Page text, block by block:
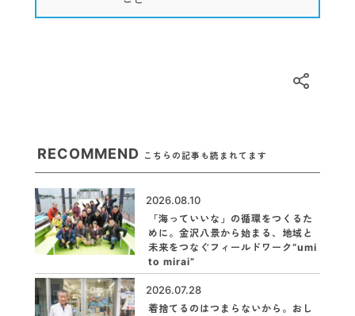
RECOMMEND こちらの記事も読まれてます
2026.08.10
「海っていいな」の循環をつくるた
めに。金沢八景から始まる、地域と
未来をつなぐフィールドワーク“umi
to mirai”
2026.07.28
着捨てるのはつまらないから。おし